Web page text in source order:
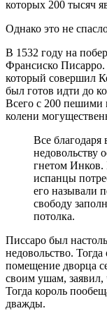
которых 200 тысяч
Однако это не
В 1532 году на
Франсиско
который совершил
был готов идти до
Всего с 200 пешими
колени
Все
недовольству
гнетом Инков.
испанцы
его называли
свободу
потолка.
Писсаро был
недовольство.
помещение дворца
своим ушам, заявил,
Тогда король
дважды.